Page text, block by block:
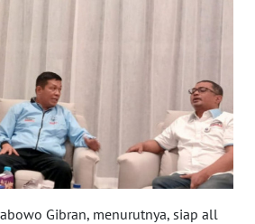
Gibran, menurutnya, siap all